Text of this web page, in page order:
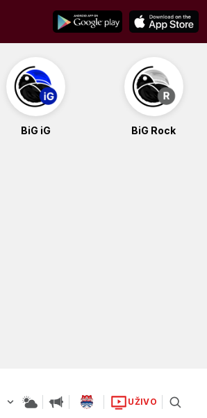
BiG iG BiG Rock
UŽIVO